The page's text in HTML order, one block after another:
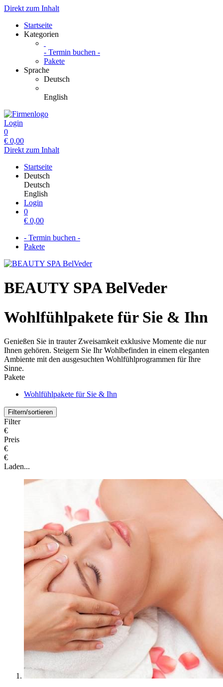
Direkt zum Inhalt
Startseite
Kategorien
- Termin buchen -
Pakete
Sprache
Deutsch
English
Login
0
€ 0,00
Direkt zum Inhalt
Startseite
Deutsch
Deutsch
English
Login
0
€ 0,00
- Termin buchen -
Pakete
BEAUTY SPA BelVeder
Wohlfühlpakete für Sie & Ihn
Genießen Sie in trauter Zweisamkeit exklusive Momente die nur
Ihnen gehören. Steigern Sie Ihr Wohlbefinden in einem eleganten
Ambiente mit den ausgesuchten Wohlfühlprogrammen für Ihre
Sinne.
Pakete
Wohlfühlpakete für Sie & Ihn
Filtern/sortieren
Filter
€
Preis
€
€
Laden...